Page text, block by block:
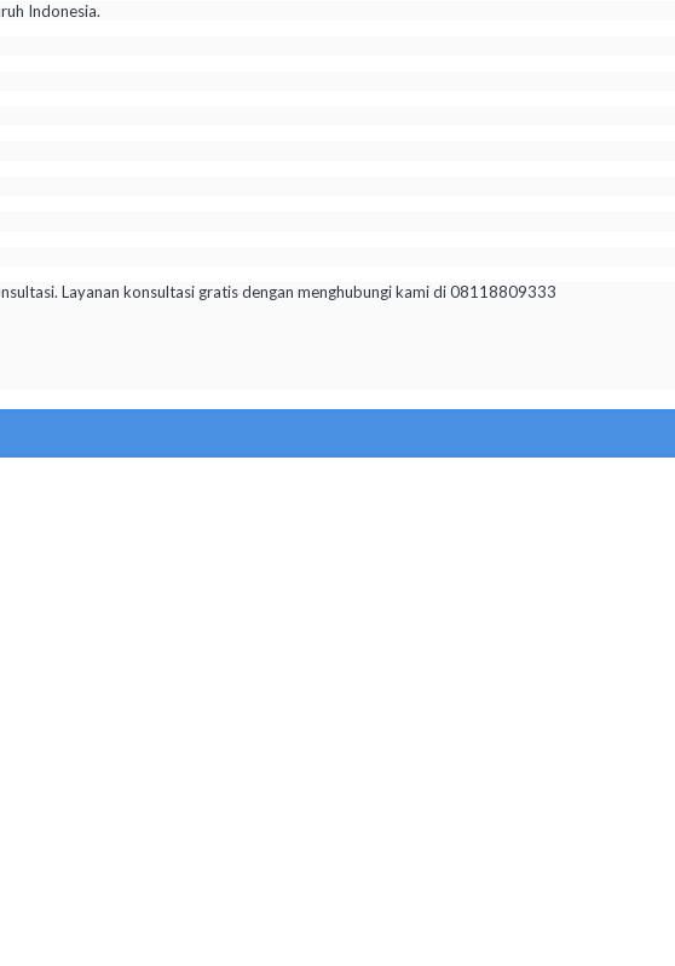
Indonesia.
Layanan konsultasi gratis dengan menghubungi kami di 08118809333